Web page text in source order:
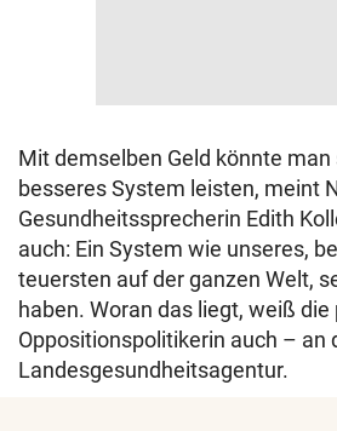
Mit demselben Geld könnte man
besseres System leisten, meint
Gesundheitssprecherin Edith
auch: Ein System wie unseres,
teuersten auf der ganzen Welt,
haben. Woran das liegt, weiß die
Oppositionspolitikerin auch – an
Landesgesundheitsagentur.